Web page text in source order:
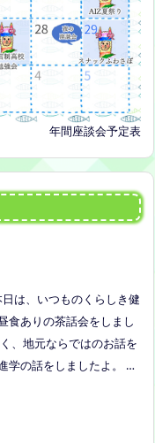
年間座談会予定表
日は、いつものくらしき健
食ありの茶話会をしまし
、地元ならではのお話を
学の話をしましたよ。 通
すので、ご興味のある方